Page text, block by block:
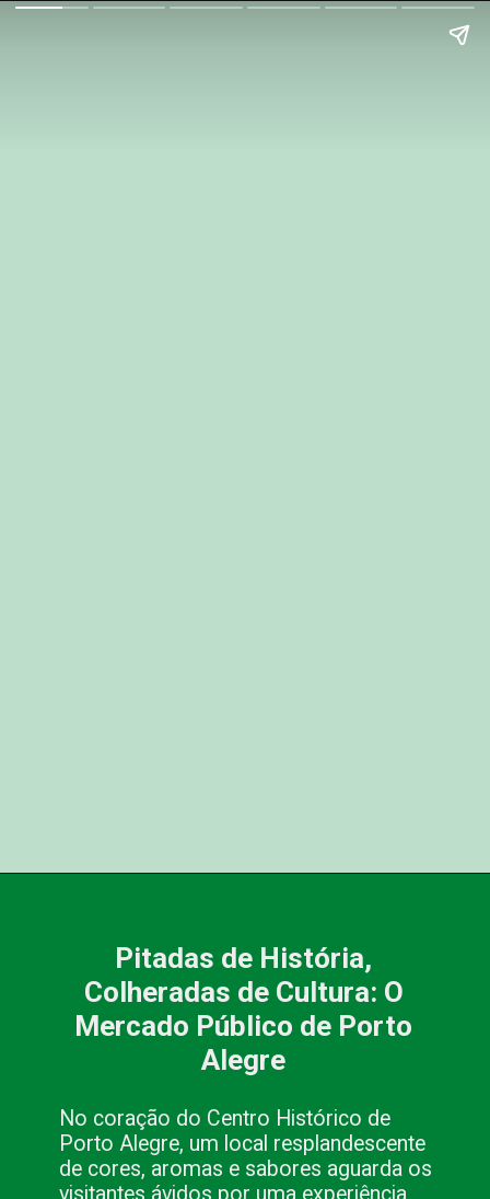
Pitadas de História,
Colheradas de Cultura: O
Mercado Público de Porto
Alegre
No coração do Centro Histórico de
Porto Alegre, um local resplandescente
de cores, aromas e sabores aguarda os